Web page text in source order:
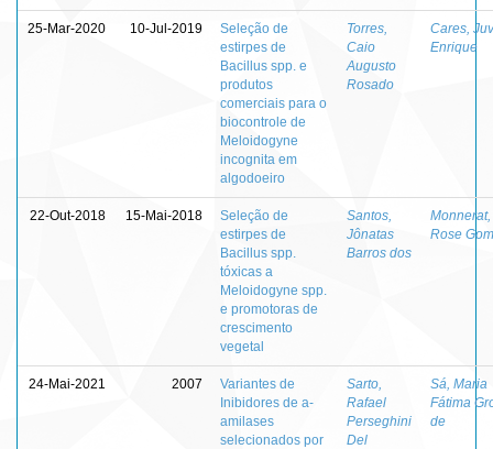
25-Mar-2020 10-Jul-2019
Seleção de
estirpes de
Bacillus spp. e
produtos
comerciais para o
biocontrole de
Meloidogyne
incognita em
algodoeiro
Torres,
Caio
Augusto
Rosado
Cares,
Enrique
22-Out-2018 15-Mai-2018
Seleção de
estirpes de
Bacillus spp.
tóxicas a
Meloidogyne spp.
e promotoras de
crescimento
vegetal
Santos,
Jônatas
Barros dos
Monnerat,
Rose
24-Mai-2021 2007
Variantes de
Inibidores de a-
amilases
selecionados por
Sarto,
Rafael
Perseghini
Del
Sá, Maria
Fátima
de